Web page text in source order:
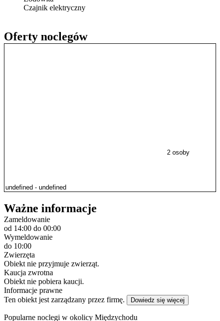
Oferty noclegów
2 osoby
Czajnik elektryczny
Ważne informacje
Zameldowanie
od 14:00 do 00:00
Wymeldowanie
do 10:00
Zwierzęta
Obiekt nie przyjmuje zwierząt.
Kaucja zwrotna
Obiekt nie pobiera kaucji.
Informacje prawne
Ten obiekt jest zarządzany przez firmę.
Dowiedz się więcej
Popularne noclegi w okolicy Międzychodu